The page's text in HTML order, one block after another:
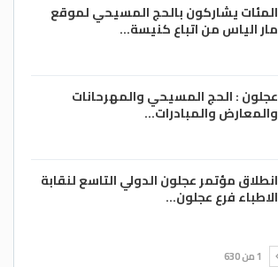
المئات يشاركون بالحج المسيحي لموقع
مار الياس من اتباع كنيسة…
عجلون : الحج المسيحي والمهرحانات
والمعارض والمبادرات…
انطلاق مؤتمر عجلون الدولي التاسع لنقابة
الاطباء فرع عجلون…
1 من 630